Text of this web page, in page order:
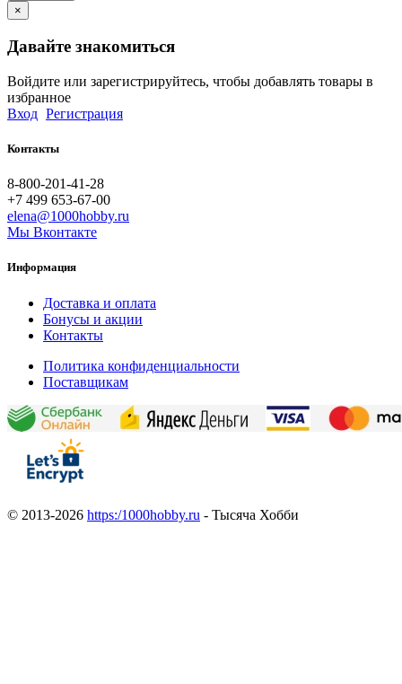
×
Давайте знакомиться
Войдите или зарегистрируйтесь, чтобы добавлять товары в
избранное
Вход Регистрация
Контакты
8-800-201-41-28
+7 499 653-67-00
elena@1000hobby.ru
Мы Вконтакте
Информация
Доставка и оплата
Бонусы и акции
Контакты
Политика конфиденциальности
Поставщикам
© 2013-2026 https:/1000hobby.ru - Тысяча Хобби